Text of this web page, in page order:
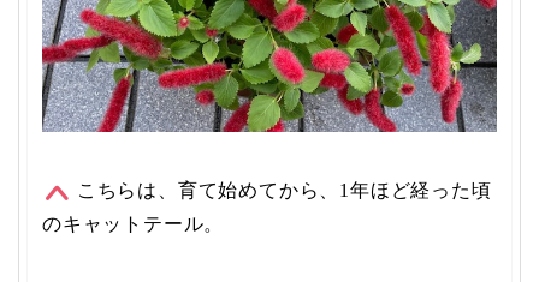
こちらは、育て始めてから、1年ほど経った頃
のキャットテール。